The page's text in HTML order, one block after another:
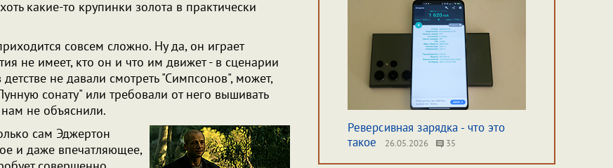
какие-то крупинки золота в практически
совсем сложно. Ну да, он играет
не имеет, кто он и что им движет - в сценарии
детстве не давали смотреть "Симпсонов", может,
сонату" или требовали от него вышивать
не объяснили.
сам Эджертон
и даже впечатляющее,
Реверсивная зарядка - что это
такое
26.05.2026 35